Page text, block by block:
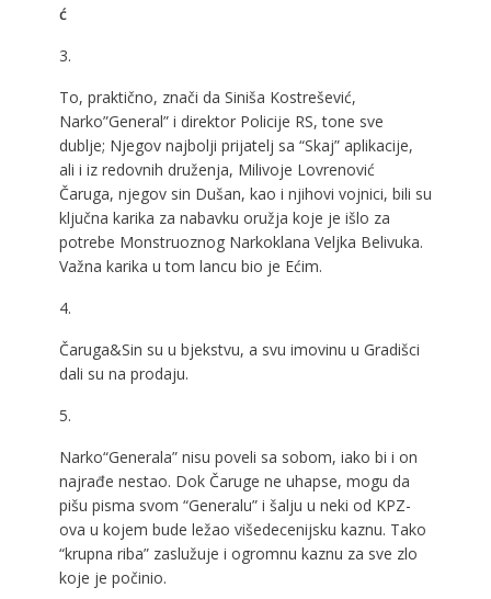
ć
3.
To, praktično, znači da Siniša Kostrešević,
Narko”General” i direktor Policije RS, tone sve
dublje; Njegov najbolji prijatelj sa “Skaj” aplikacije,
ali i iz redovnih druženja, Milivoje Lovrenović
Čaruga, njegov sin Dušan, kao i njihovi vojnici, bili su
ključna karika za nabavku oružja koje je išlo za
potrebe Monstruoznog Narkoklana Veljka Belivuka.
Važna karika u tom lancu bio je Ećim.
4.
Čaruga&Sin su u bjekstvu, a svu imovinu u Gradišci
dali su na prodaju.
5.
Narko“Generala” nisu poveli sa sobom, iako bi i on
najrađe nestao. Dok Čaruge ne uhapse, mogu da
pišu pisma svom “Generalu” i šalju u neki od KPZ-
ova u kojem bude ležao višedecenijsku kaznu. Tako
“krupna riba” zaslužuje i ogromnu kaznu za sve zlo
koje je počinio.